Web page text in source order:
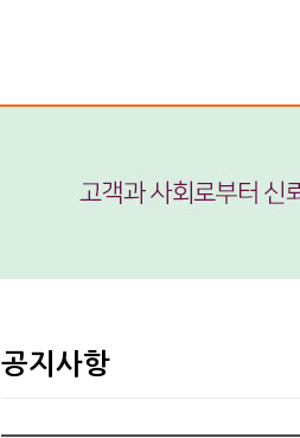
공지사항